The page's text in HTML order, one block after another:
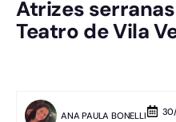
Atrizes
Teatro de Vila
ANA PAULA BONELLI